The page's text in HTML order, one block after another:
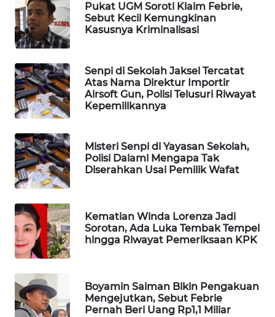
Pukat UGM Soroti Klaim Febrie,
Sebut Kecil Kemungkinan
Kasusnya Kriminalisasi
Senpi di Sekolah Jaksel Tercatat
Atas Nama Direktur Importir
Airsoft Gun, Polisi Telusuri Riwayat
Kepemilikannya
Misteri Senpi di Yayasan Sekolah,
Polisi Dalami Mengapa Tak
Diserahkan Usai Pemilik Wafat
Kematian Winda Lorenza Jadi
Sorotan, Ada Luka Tembak Tempel
hingga Riwayat Pemeriksaan KPK
Boyamin Saiman Bikin Pengakuan
Mengejutkan, Sebut Febrie
Pernah Beri Uang Rp1,1 Miliar
WAHANA
KONSUMEN
LISTRIK
WAHANA
TRAVEL
WAHANA
TV
WAHANANEWS
ID
WAHANANEWS
CO ID
WAHANANEWS
NET